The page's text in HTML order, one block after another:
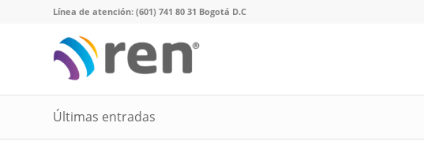
Línea de atención: (601) 741 80 31 Bogotá D.C
Últimas entradas